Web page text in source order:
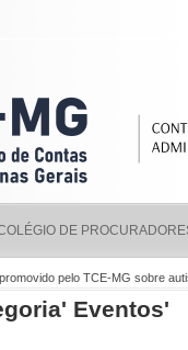
DE
pelo TCE-MG sobre
Eventos'